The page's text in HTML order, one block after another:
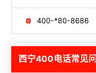
400-*80-8686
西宁400电话常见